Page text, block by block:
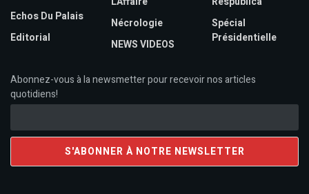
Echos Du Palais
Editorial
Nécrologie
NEWS VIDEOS
Spécial
Présidentielle
Abonnez-vous à la newsmetter pour recevoir nos articles
quotidiens!